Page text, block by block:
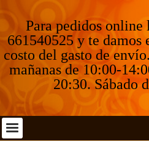
Para pedidos
661540525 y te
costo del gasto de
mañanas de 10:00-
20:30. Sábado